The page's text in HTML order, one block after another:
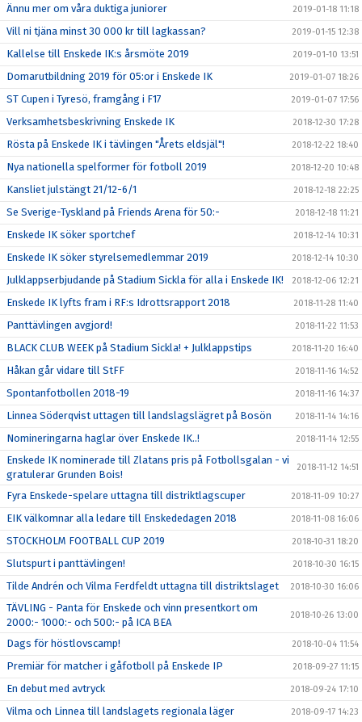
Ännu mer om våra duktiga juniorer 2019-01-18 11:18
Vill ni tjäna minst 30 000 kr till lagkassan? 2019-01-15 12:38
Kallelse till Enskede IK:s årsmöte 2019 2019-01-10 13:51
Domarutbildning 2019 för 05:or i Enskede IK 2019-01-07 18:26
ST Cupen i Tyresö, framgång i F17 2019-01-07 17:56
Verksamhetsbeskrivning Enskede IK 2018-12-30 17:28
Rösta på Enskede IK i tävlingen "Årets eldsjäl"! 2018-12-22 18:40
Nya nationella spelformer för fotboll 2019 2018-12-20 10:48
Kansliet julstängt 21/12-6/1 2018-12-18 22:25
Se Sverige-Tyskland på Friends Arena för 50:- 2018-12-18 11:21
Enskede IK söker sportchef 2018-12-14 10:31
Enskede IK söker styrelsemedlemmar 2019 2018-12-14 10:30
Julklappserbjudande på Stadium Sickla för alla i Enskede IK! 2018-12-06 12:21
Enskede IK lyfts fram i RF:s Idrottsrapport 2018 2018-11-28 11:40
Panttävlingen avgjord! 2018-11-22 11:53
BLACK CLUB WEEK på Stadium Sickla! + Julklappstips 2018-11-20 16:40
Håkan går vidare till StFF 2018-11-16 14:52
Spontanfotbollen 2018-19 2018-11-16 14:37
Linnea Söderqvist uttagen till landslagslägret på Bosön 2018-11-14 14:16
Nomineringarna haglar över Enskede IK..! 2018-11-14 12:55
Enskede IK nominerade till Zlatans pris på Fotbollsgalan - vi
gratulerar Grunden Bois!
2018-11-12 14:51
Fyra Enskede-spelare uttagna till distriktlagscuper 2018-11-09 10:27
EIK välkomnar alla ledare till Enskededagen 2018 2018-11-08 16:06
STOCKHOLM FOOTBALL CUP 2019 2018-10-31 18:20
Slutspurt i panttävlingen! 2018-10-30 16:15
Tilde Andrén och Vilma Ferdfeldt uttagna till distriktslaget 2018-10-30 16:06
TÄVLING - Panta för Enskede och vinn presentkort om
2000:- 1000:- och 500:- på ICA BEA
2018-10-26 13:00
Dags för höstlovscamp! 2018-10-04 11:54
Premiär för matcher i gåfotboll på Enskede IP 2018-09-27 11:15
En debut med avtryck 2018-09-24 17:10
Vilma och Linnea till landslagets regionala läger 2018-09-17 14:23